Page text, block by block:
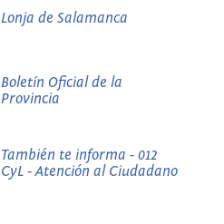
Lonja de Salamanca
Boletín Oficial de la
Provincia
También te informa - 012
CyL - Atención al Ciudadano